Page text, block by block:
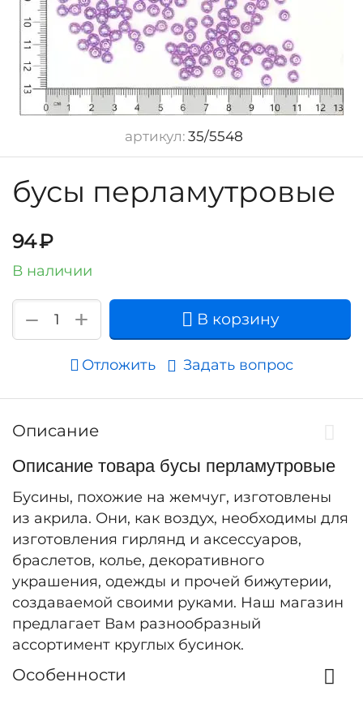
артикул: 35/5548
бусы перламутровые
94₽
В наличии
+
− В корзину
Отложить Задать вопрос
Описание
Описание товара бусы перламутровые
Бусины, похожие на жемчуг, изготовлены
из акрила. Они, как воздух, необходимы для
изготовления гирлянд и аксессуаров,
браслетов, колье, декоративного
украшения, одежды и прочей бижутерии,
создаваемой своими руками. Наш магазин
предлагает Вам разнообразный
ассортимент круглых бусинок.
Особенности